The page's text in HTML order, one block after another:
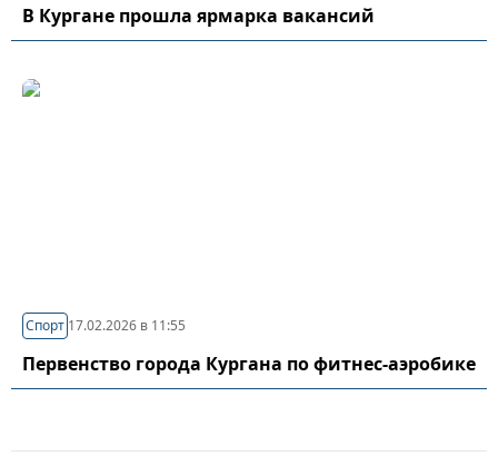
В Кургане прошла ярмарка вакансий
Спорт 17.02.2026 в 11:55
Первенство города Кургана по фитнес-аэробике